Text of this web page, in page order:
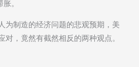
。
为制造的经济问题的悲观预期，美
对，竟然有截然相反的两种观点。